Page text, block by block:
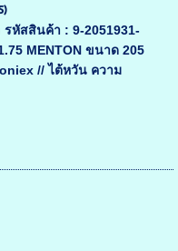
รหัสสินค้า : 9-2051931-
MENTON ขนาด 205
// ไต้หวัน ความ